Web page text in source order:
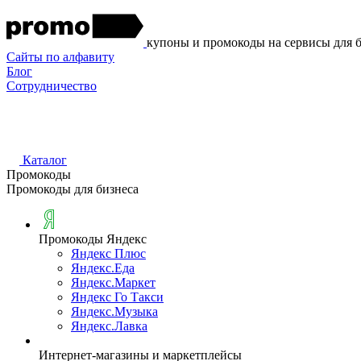
купоны и промокоды на сервисы для
Сайты по алфавиту
Блог
Сотрудничество
Каталог
Промокоды
Промокоды для бизнеса
Промокоды Яндекс
Яндекс Плюс
Яндекс.Еда
Яндекс.Маркет
Яндекс Го Такси
Яндекс.Музыка
Яндекс.Лавка
Интернет-магазины и маркетплейсы